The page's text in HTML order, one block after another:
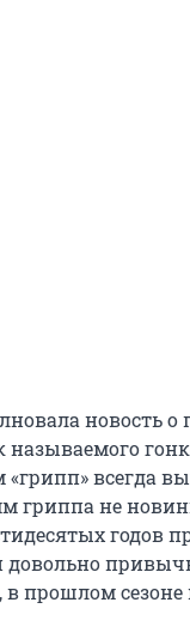
новость о
называемого
всегда
гриппа не
годов
довольно
прошлом